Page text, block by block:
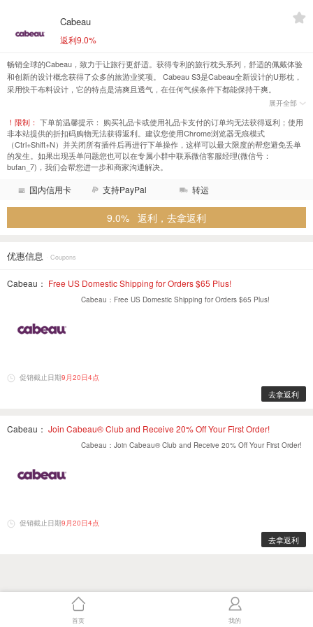
Cabeau
返利9.0%
畅销全球的Cabeau，致力于让旅行更舒适。获得专利的旅行枕头系列，舒适的佩戴体验
和创新的设计概念获得了众多的旅游业奖项。 Cabeau S3是Cabeau全新设计的U形枕，
采用快干布料设计，它的特点是清爽且透气，在任何气候条件下都能保持干爽。
展开全部
！限制： 下单前温馨提示： 购买礼品卡或使用礼品卡支付的订单均无法获得返利；使用
非本站提供的折扣码购物无法获得返利。建议您使用Chrome浏览器无痕模式
（Ctrl+Shift+N）并关闭所有插件后再进行下单操作，这样可以最大限度的帮您避免丢单
的发生。如果出现丢单问题您也可以在专属小群中联系微信客服经理(微信号：
bufan_7)，我们会帮您进一步和商家沟通解决。
国内信用卡 支持PayPal 转运
9.0% 返利，去拿返利
优惠信息 · Coupons
Cabeau： Free US Domestic Shipping for Orders $65 Plus!
Cabeau：Free US Domestic Shipping for Orders $65 Plus!
促销截止日期9月20日4点
去拿返利
Cabeau： Join Cabeau® Club and Receive 20% Off Your First Order!
Cabeau：Join Cabeau® Club and Receive 20% Off Your First Order!
促销截止日期9月20日4点
去拿返利
首页 我的